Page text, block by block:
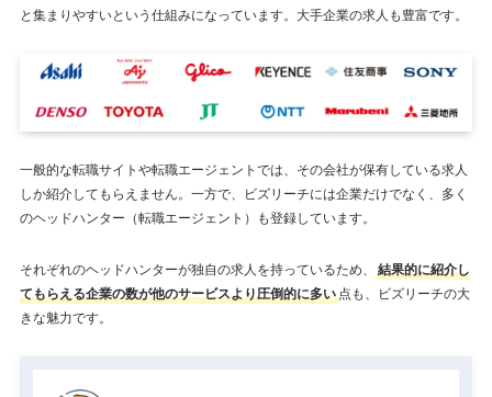
と集まりやすいという仕組みになっています。大手企業の求人も豊富です。
一般的な転職サイトや転職エージェントでは、その会社が保有している求人
しか紹介してもらえません。一方で、ビズリーチには企業だけでなく、多く
のヘッドハンター（転職エージェント）も登録しています。
それぞれのヘッドハンターが独自の求人を持っているため、
結果的に紹介し
てもらえる企業の数が他のサービスより圧倒的に多い点も、ビズリーチの大
きな魅力です。